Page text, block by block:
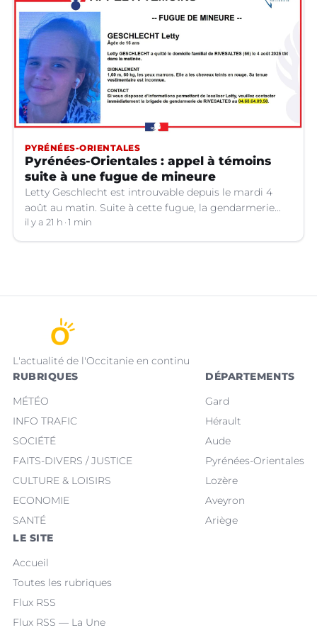
PYRÉNÉES-ORIENTALES
Pyrénées-Orientales : appel à témoins
suite à une fugue de mineure
Letty Geschlecht est introuvable depuis le mardi 4
août au matin. Suite à cette fugue, la gendarmerie
des Pyrénées-Orientales lance un appel à témoins.
il y a 21 h 1 min
L'actualité de l'Occitanie en continu
RUBRIQUES
MÉTÉO
INFO TRAFIC
SOCIÉTÉ
FAITS-DIVERS / JUSTICE
CULTURE & LOISIRS
ECONOMIE
SANTÉ
DÉPARTEMENTS
Gard
Hérault
Aude
Pyrénées-Orientales
Lozère
Aveyron
Ariège
LE SITE
Accueil
Toutes les rubriques
Flux RSS
Flux RSS — La Une